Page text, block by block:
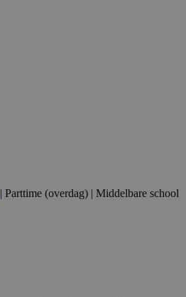
| Parttime (overdag) | Middelbare school